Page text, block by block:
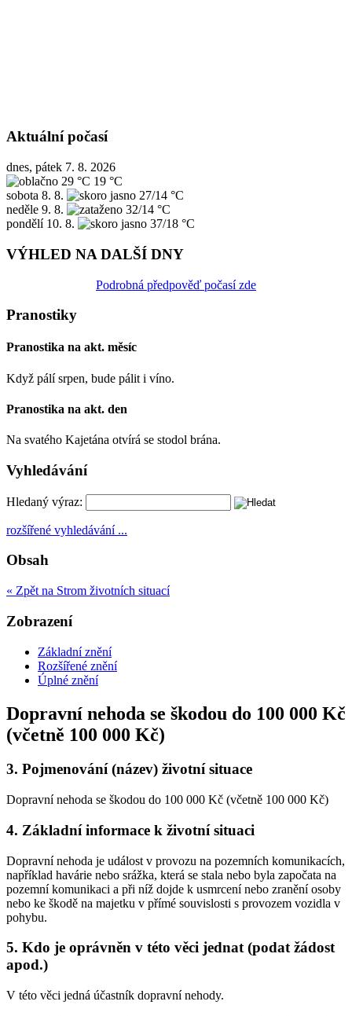
Aktuální počasí
dnes, pátek 7. 8. 2026
29 °C 19 °C
sobota 8. 8.
27/14 °C
neděle 9. 8.
32/14 °C
pondělí 10. 8. 37/18 °C
VÝHLED NA DALŠÍ DNY
Podrobná předpověď počasí zde
Pranostiky
Pranostika na akt. měsíc
Když pálí srpen, bude pálit i víno.
Pranostika na akt. den
Na svatého Kajetána otvírá se stodol brána.
Vyhledávání
Hledaný výraz:
rozšířené vyhledávání ...
Obsah
« Zpět na Strom životních situací
Zobrazení
Základní znění
Rozšířené znění
Úplné znění
Dopravní nehoda se škodou do 100 000 Kč
(včetně 100 000 Kč)
3. Pojmenování (název) životní situace
Dopravní nehoda se škodou do 100 000 Kč (včetně 100 000 Kč)
4. Základní informace k životní situaci
Dopravní nehoda je událost v provozu na pozemních komunikacích,
například havárie nebo srážka, která se stala nebo byla započata na
pozemní komunikaci a při níž dojde k usmrcení nebo zranění osoby
nebo ke škodě na majetku v přímé souvislosti s provozem vozidla v
pohybu.
5. Kdo je oprávněn v této věci jednat (podat žádost
apod.)
V této věci jedná účastník dopravní nehody.